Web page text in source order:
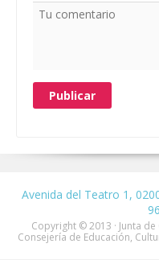
Avenida del Teatro 1,
Copyright © 2013 · Junta
Consejería de Educación,